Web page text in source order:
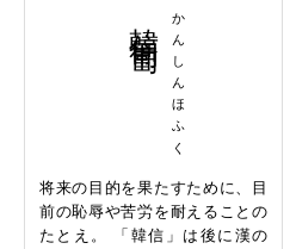
かんしんほふく
将来の目的を果たすために、目
前の恥辱や苦労を耐えることの
たとえ。 「韓信」は後に漢の